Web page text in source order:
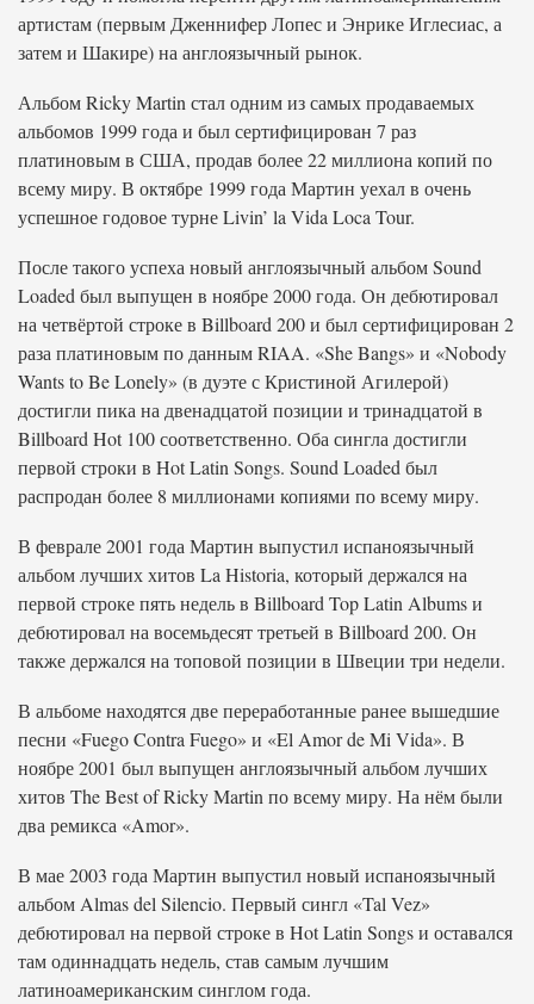
артистам (первым Дженнифер Лопес и Энрике Иглесиас, а
затем и Шакире) на англоязычный рынок.
Альбом Ricky Martin стал одним из самых продаваемых
альбомов 1999 года и был сертифицирован 7 раз
платиновым в США, продав более 22 миллиона копий по
всему миру. В октябре 1999 года Мартин уехал в очень
успешное годовое турне Livin’ la Vida Loca Tour.
После такого успеха новый англоязычный альбом Sound
Loaded был выпущен в ноябре 2000 года. Он дебютировал
на четвёртой строке в Billboard 200 и был сертифицирован 2
раза платиновым по данным RIAA. «She Bangs» и «Nobody
Wants to Be Lonely» (в дуэте с Кристиной Агилерой)
достигли пика на двенадцатой позиции и тринадцатой в
Billboard Hot 100 соответственно. Оба сингла достигли
первой строки в Hot Latin Songs. Sound Loaded был
распродан более 8 миллионами копиями по всему миру.
В феврале 2001 года Мартин выпустил испаноязычный
альбом лучших хитов La Historia, который держался на
первой строке пять недель в Billboard Top Latin Albums и
дебютировал на восемьдесят третьей в Billboard 200. Он
также держался на топовой позиции в Швеции три недели.
В альбоме находятся две переработанные ранее вышедшие
песни «Fuego Contra Fuego» и «El Amor de Mi Vida». В
ноябре 2001 был выпущен англоязычный альбом лучших
хитов The Best of Ricky Martin по всему миру. На нём были
два ремикса «Amor».
В мае 2003 года Мартин выпустил новый испаноязычный
альбом Almas del Silencio. Первый сингл «Tal Vez»
дебютировал на первой строке в Hot Latin Songs и оставался
там одиннадцать недель, став самым лучшим
латиноамериканским синглом года.